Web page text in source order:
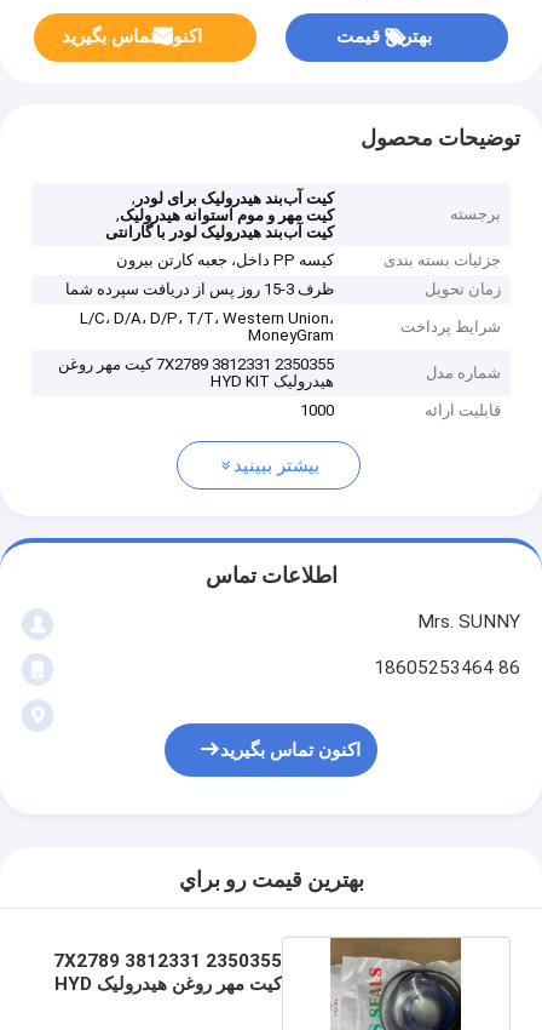
بهترین قیمت اکنون تماس بگیرید
توضیحات محصول
برجسته
کیت آب‌بند هیدرولیک برای لودر ,
کیت مهر و موم استوانه هیدرولیک,
کیت آب‌بند هیدرولیک لودر با گارانتی
جزئیات بسته بندی
کیسه PP داخل، جعبه کارتن بیرون
زمان تحویل
ظرف 3-15 روز پس از دریافت سپرده شما
شرایط پرداخت
L/C، D/A، D/P، T/T، Western Union،
MoneyGram
شماره مدل
7X2789 3812331 2350355 کیت مهر روغن
هیدرولیک HYD KIT
قابلیت ارائه
1000
بیشتر ببینید
اطلاعات تماس
Mrs. SUNNY
86 18605253464
اکنون تماس بگیرید
بهترين قيمت رو براي
7X2789 3812331 2350355
کیت مهر روغن هیدرولیک HYD